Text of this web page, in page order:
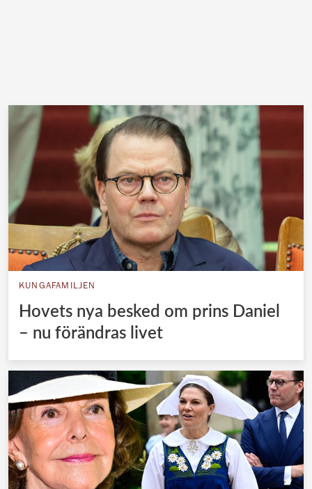
KUNGAFAMILJEN
Hovets nya besked om prins Daniel
– nu förändras livet